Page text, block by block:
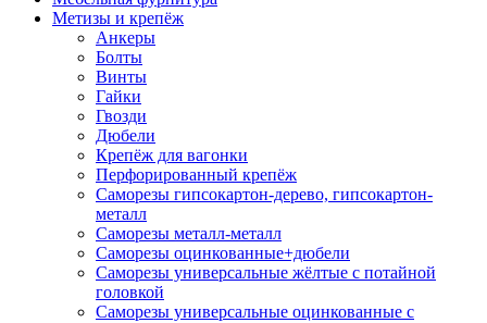
Метизы и крепёж
Анкеры
Болты
Винты
Гайки
Гвозди
Дюбели
Крепёж для вагонки
Перфорированный крепёж
Саморезы гипсокартон-дерево, гипсокартон-
металл
Саморезы металл-металл
Саморезы оцинкованные+дюбели
Саморезы универсальные жёлтые с потайной
головкой
Саморезы универсальные оцинкованные с